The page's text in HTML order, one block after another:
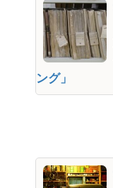
ング」